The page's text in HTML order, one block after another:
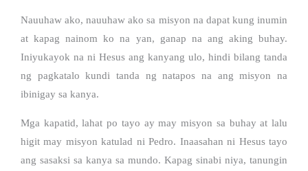
Nauuhaw ako, nauuhaw ako sa misyon na dapat kung inumin
at kapag nainom ko na yan, ganap na ang aking buhay.
Iniyukayok na ni Hesus ang kanyang ulo, hindi bilang tanda
ng pagkatalo kundi tanda ng natapos na ang misyon na
ibinigay sa kanya.
Mga kapatid, lahat po tayo ay may misyon sa buhay at lalu
higit may misyon katulad ni Pedro. Inaasahan ni Hesus tayo
ang sasaksi sa kanya sa mundo. Kapag sinabi niya, tanungin